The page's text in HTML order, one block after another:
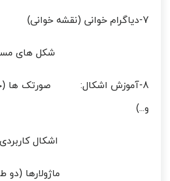
7-دیاگرام خوانی (نقشه خوانی)
شکل های
8-آموزش اشکال: صورتک ها
و...)
اشکال کاربردی
ماژولارها (دو طرح